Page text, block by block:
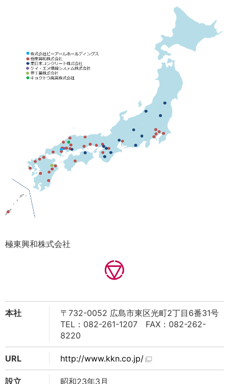
極東興和株式会社
本社
〒732-0052 広島市東区光町2丁目6番31号
TEL：082-261-1207 FAX：082-262-
8220
URL http://www.kkn.co.jp/
設立 昭和23年3月